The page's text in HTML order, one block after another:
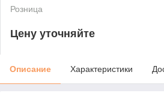
Розница
Цену уточняйте
Описание Характеристики